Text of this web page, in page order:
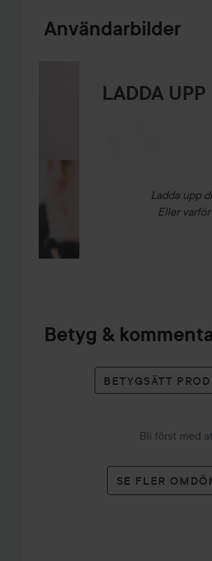
Användarbilder
LADDA
Ladda upp
Eller
Betyg &
BETYGSÄTT
Bli först med
SE FLER